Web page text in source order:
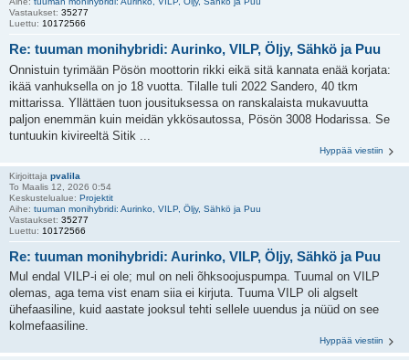
Vastaukset: 35277
Luettu: 10172566
Re: tuuman monihybridi: Aurinko, VILP, Öljy, Sähkö ja Puu
Onnistuin tyrimään Pösön moottorin rikki eikä sitä kannata enää korjata:
ikää vanhuksella on jo 18 vuotta. Tilalle tuli 2022 Sandero, 40 tkm
mittarissa. Yllättäen tuon jousituksessa on ranskalaista mukavuutta
paljon enemmän kuin meidän ykkösautossa, Pösön 3008 Hodarissa. Se
tuntuukin kivireeltä Sitik ...
Hyppää viestiin
Kirjoittaja pvalila
To Maalis 12, 2026 0:54
Keskustelualue: Projektit
Aihe: tuuman monihybridi: Aurinko, VILP, Öljy, Sähkö ja Puu
Vastaukset: 35277
Luettu: 10172566
Re: tuuman monihybridi: Aurinko, VILP, Öljy, Sähkö ja Puu
Mul endal VILP-i ei ole; mul on neli õhksoojuspumpa. Tuumal on VILP
olemas, aga tema vist enam siia ei kirjuta. Tuuma VILP oli algselt
ühefaasiline, kuid aastate jooksul tehti sellele uuendus ja nüüd on see
kolmefaasiline.
Hyppää viestiin